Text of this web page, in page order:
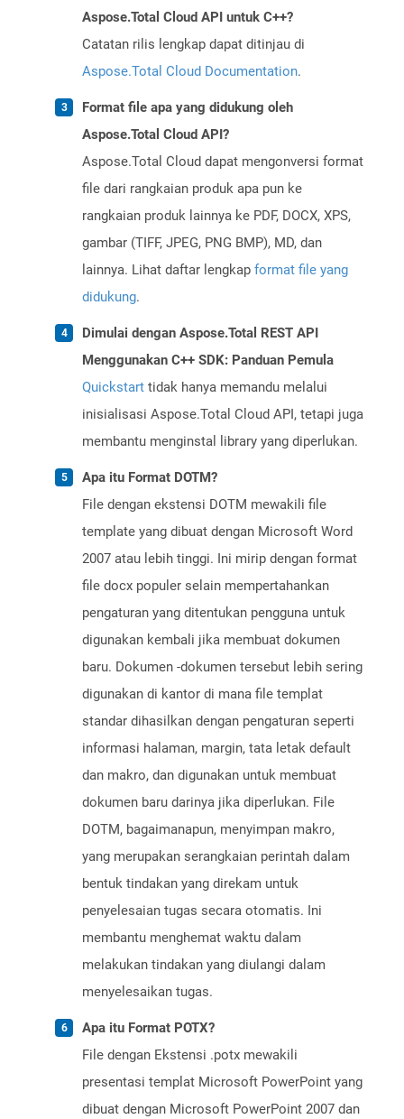
Aspose.Total Cloud API untuk C++?
Catatan rilis lengkap dapat ditinjau di
Aspose.Total Cloud Documentation.
Format file apa yang didukung oleh
Aspose.Total Cloud API?
Aspose.Total Cloud dapat mengonversi format
file dari rangkaian produk apa pun ke
rangkaian produk lainnya ke PDF, DOCX, XPS,
gambar (TIFF, JPEG, PNG BMP), MD, dan
lainnya. Lihat daftar lengkap format file yang
didukung.
Dimulai dengan Aspose.Total REST API
Menggunakan C++ SDK: Panduan Pemula
Quickstart tidak hanya memandu melalui
inisialisasi Aspose.Total Cloud API, tetapi juga
membantu menginstal library yang diperlukan.
Apa itu Format DOTM?
File dengan ekstensi DOTM mewakili file
template yang dibuat dengan Microsoft Word
2007 atau lebih tinggi. Ini mirip dengan format
file docx populer selain mempertahankan
pengaturan yang ditentukan pengguna untuk
digunakan kembali jika membuat dokumen
baru. Dokumen -dokumen tersebut lebih sering
digunakan di kantor di mana file templat
standar dihasilkan dengan pengaturan seperti
informasi halaman, margin, tata letak default
dan makro, dan digunakan untuk membuat
dokumen baru darinya jika diperlukan. File
DOTM, bagaimanapun, menyimpan makro,
yang merupakan serangkaian perintah dalam
bentuk tindakan yang direkam untuk
penyelesaian tugas secara otomatis. Ini
membantu menghemat waktu dalam
melakukan tindakan yang diulangi dalam
menyelesaikan tugas.
Apa itu Format POTX?
File dengan Ekstensi .potx mewakili
presentasi templat Microsoft PowerPoint yang
dibuat dengan Microsoft PowerPoint 2007 dan